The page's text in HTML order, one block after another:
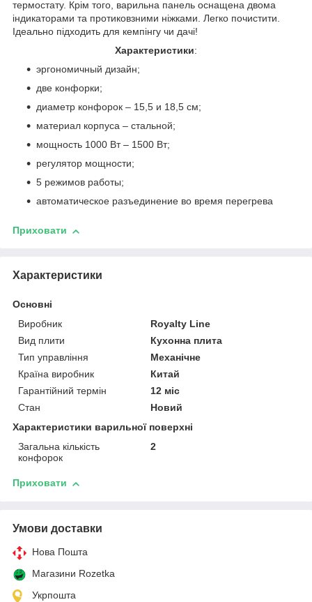
термостату. Крім того, варильна панель оснащена двома
індикаторами та протиковзними ніжками. Легко почистити.
Ідеально підходить для кемпінгу чи дачі!
Характеристики:
эргономичный дизайн;
две конфорки;
диаметр конфорок – 15,5 и 18,5 см;
материал корпуса – стальной;
мощность 1000 Вт – 1500 Вт;
регулятор мощности;
5 режимов работы;
автоматическое разъединение во время перегрева
Приховати
Характеристики
Основні
Виробник
Royalty Line
Вид плити
Кухонна плита
Тип управління
Механічне
Країна виробник
Китай
Гарантійний термін
12 міс
Стан
Новий
Характеристики варильної поверхні
Загальна кількість
конфорок
2
Приховати
Умови доставки
Нова Пошта
Магазини Rozetka
Укрпошта